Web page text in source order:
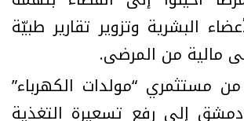
البشرية وتزوير تقارير طبيّة
مالية من المرضى.
مستثمري “مولدات الكهرباء”
إلى رفع تسعيرة التغذية